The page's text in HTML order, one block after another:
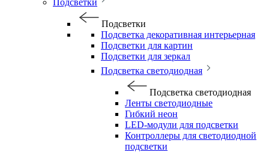
Подсветки
Подсветки
Подсветка декоративная интерьерная
Подсветки для картин
Подсветки для зеркал
Подсветка светодиодная
Подсветка светодиодная
Ленты светодиодные
Гибкий неон
LED-модули для подсветки
Контроллеры для светодиодной
подсветки